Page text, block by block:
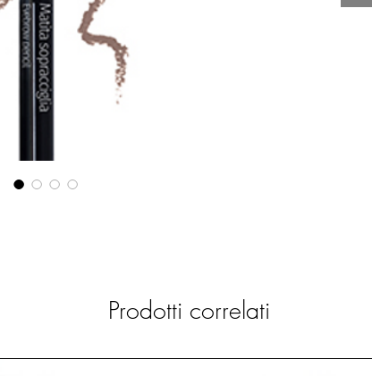
Prodotti correlati